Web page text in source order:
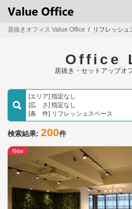
居抜きオフィス Value Office リフレッシュ
Office
居抜き・セットアップオ
[エリア] 指定なし
[広 さ] 指定なし
[条 件] リフレッシュスペース
検索結果: 200件
New